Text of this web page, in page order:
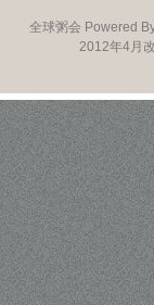
全球粥会 Powered
2012年4月